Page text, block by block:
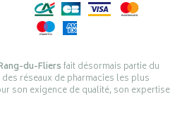
du-Fliersfait désormais partie du
des réseaux de pharmacies les plus
son exigence de qualité, son expertise